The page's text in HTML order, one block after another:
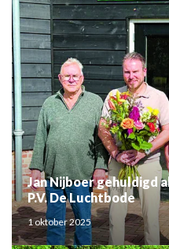
Jan Nijboer gehuldigd
P.V. De Luchtbode
1 oktober 2025